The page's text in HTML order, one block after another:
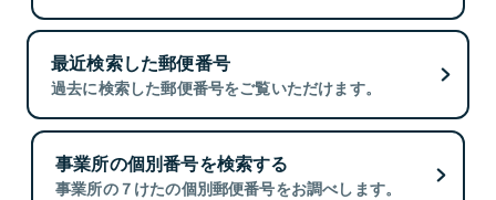
最近検索した郵便番号
過去に検索した郵便番号をご覧いただけます。
事業所の個別番号を検索する
事業所の７けたの個別郵便番号をお調べします。